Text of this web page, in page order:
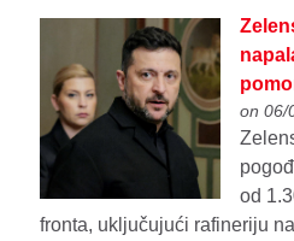
on 06/
od
fronta, uključujući rafineriju